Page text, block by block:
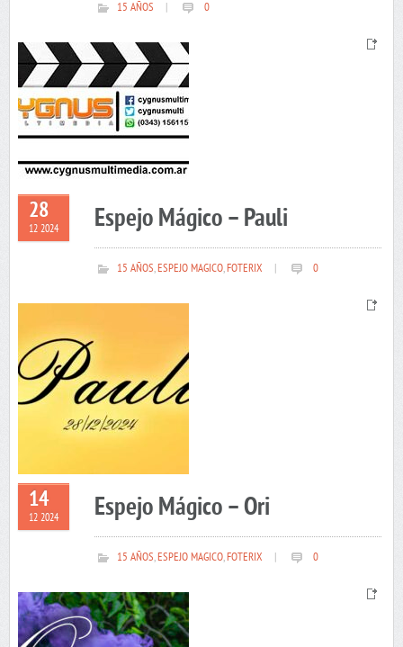
15 AÑOS 0
28
12 2024 Espejo Mágico – Pauli
15 AÑOS,ESPEJO MAGICO,FOTERIX 0
14
12 2024 Espejo Mágico – Ori
15 AÑOS,ESPEJO MAGICO,FOTERIX 0